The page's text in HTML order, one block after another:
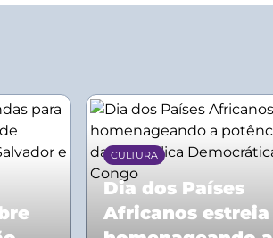
CULTURA
Dia dos Países
Africanos estreia